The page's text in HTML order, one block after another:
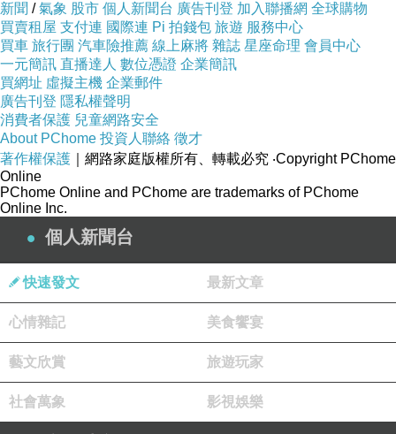
才能大鳴大放....所以改變多數人才是唯一的路，找工作賺
錢才是真正的「沒有用」！！！
彭淮南是要有台灣聲望，還是要有國際聲望?這只有他自
己知道。
彭進的了
嗎??
我國已經出了一個只會談經濟的馬總統，還再出一個「經
濟學皇帝」？這對哲學家國王的渴望，就顯現出台灣是失
敗在哪裡，還想繼續往更糟糕的方向去閹割教育......
超越藍綠在此不是問題。資本家都是超越藍綠的。在遠流
出版的《央行的央行》本書裡你會對世間事情有不同的看
新聞 /氣象 股市 個人新聞台 廣告刊登 加入聯播網 全球購物
買賣租屋 支付連 國際連 Pi 拍錢包 旅遊 服務中心
買車 旅行團 汽車險推薦 線上麻將 雜誌 星座命理 會員中心
一元簡訊 直播達人 數位憑證 企業簡訊
買網址 虛擬主機 企業郵件
廣告刊登 隱私權聲明
消費者保護 兒童網路安全
About PChome 投資人聯絡 徵才
著作權保護 ｜網路家庭版權所有、轉載必究 ‧Copyright PChome
Online
PChome Online and PChome are trademarks of PChome
Online Inc.
個人新聞台
快速發文 最新文章
心情雜記 美食饗宴
藝文欣賞 旅遊玩家
社會萬象 影視娛樂